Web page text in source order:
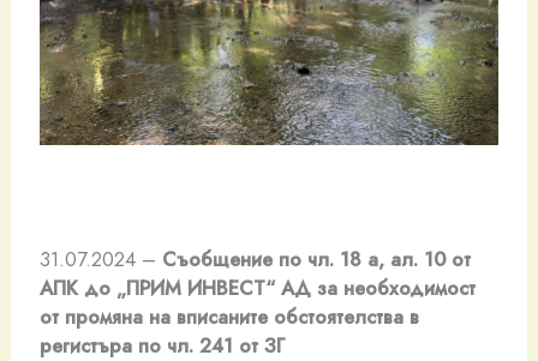
31.07.2024 – Съобщение по чл. 18 а, ал. 10 от
АПК до „ПРИМ ИНВЕСТ“ АД за необходимост
от промяна на вписаните обстоятелства в
регистъра по чл. 241 от ЗГ